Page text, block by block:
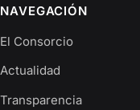
NAVEGACIÓN
El Consorcio
Actualidad
Transparencia